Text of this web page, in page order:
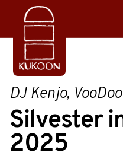
DJ Kenjo,
Silvester
2025